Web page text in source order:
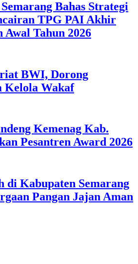
Bahas Strategi
TPG PAI Akhir
Awal Tahun 2026
BWI, Dorong
Kelola Wakaf
Kemenag Kab.
Pesantren Award 2026
di Kabupaten Semarang
Pangan Jajan Aman